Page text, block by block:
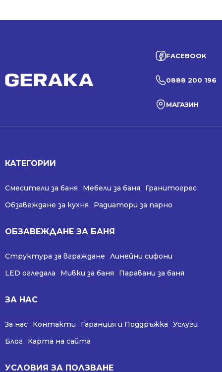
FACEBOOK
0888 200 196
МАГАЗИН
КАТЕГОРИИ
Смесители за баня Мебели за баня
Гранитогрес
Обзавеждане за кухня
Радиатори за парно
ОБЗАВЕЖДАНЕ ЗА БАНЯ
Структура за вграждане
Линейни сифони
LED огледала
Мивки за баня Паравани за баня
ЗА НАС
За нас Контакти Гаранция и Поддръжка
Услуги
Блог
Карта на сайта
УСЛОВИЯ ЗА ПОЛЗВАНЕ